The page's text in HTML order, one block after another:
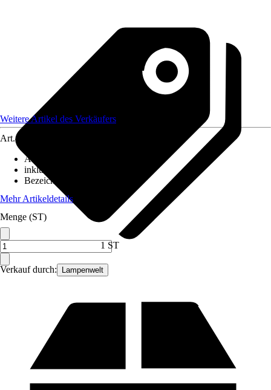
Verkauf durch: Lampenwelt
Weitere Artikel des Verkäufers
Art.-Nr.
Ausführung
inklusive Leuchtmittel
Bezeichnung Fassung
Mehr Artikeldetails
Menge (ST)
1 ST